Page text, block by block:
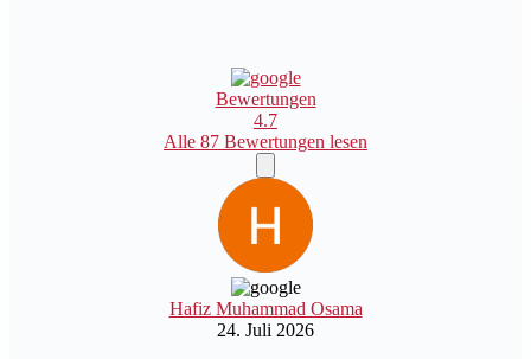
Bewertungen
4.7
Alle 87 Bewertungen lesen
Hafiz Muhammad Osama
24. Juli 2026